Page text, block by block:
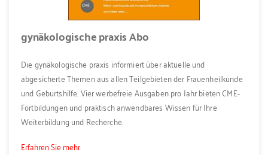
gynäkologische praxis Abo
Die gynäkologische praxis informiert über aktuelle und
abgesicherte Themen aus allen Teilgebieten der Frauenheilkunde
und Geburtshilfe. Vier werbefreie Ausgaben pro Jahr bieten CME-
Fortbildungen und praktisch anwendbares Wissen für Ihre
Weiterbildung und Recherche.
Erfahren Sie mehr